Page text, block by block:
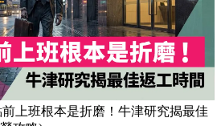
做唔完？4個戒掉即升效率的職場壞